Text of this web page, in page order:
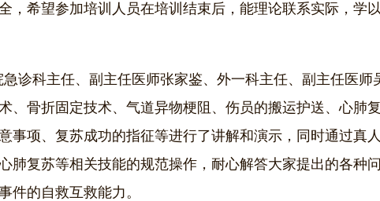
希望参加培训人员在培训结束后，能理论联系实际，学
诊科主任、副主任医师张家鉴、外一科主任、副主任医师
骨折固定技术、气道异物梗阻、伤员的搬运护送、心肺
项、复苏成功的指征等进行了讲解和演示，同时通过真
复苏等相关技能的规范操作，耐心解答大家提出的各种
件的自救互救能力。